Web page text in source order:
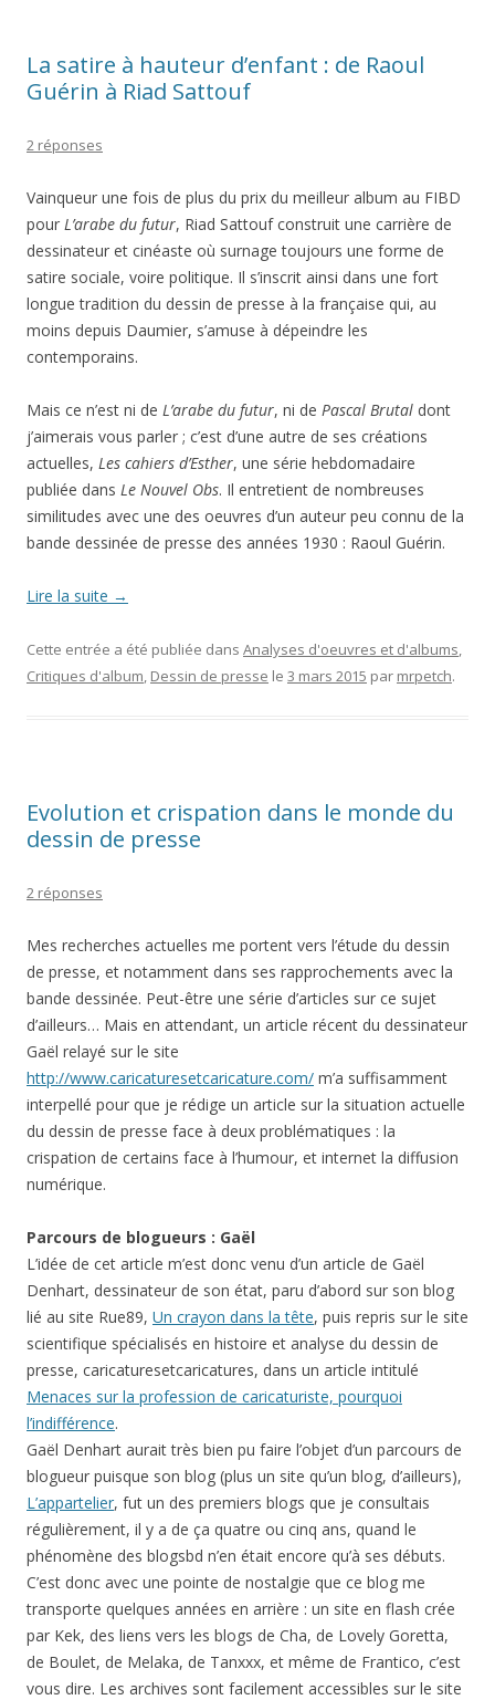
La satire à hauteur d’enfant : de Raoul
Guérin à Riad Sattouf
2 réponses
Vainqueur une fois de plus du prix du meilleur album au FIBD
pour L’arabe du futur, Riad Sattouf construit une carrière de
dessinateur et cinéaste où surnage toujours une forme de
satire sociale, voire politique. Il s’inscrit ainsi dans une fort
longue tradition du dessin de presse à la française qui, au
moins depuis Daumier, s’amuse à dépeindre les
contemporains.
Mais ce n’est ni de L’arabe du futur, ni de Pascal Brutal dont
j’aimerais vous parler ; c’est d’une autre de ses créations
actuelles, Les cahiers d’Esther, une série hebdomadaire
publiée dans Le Nouvel Obs. Il entretient de nombreuses
similitudes avec une des oeuvres d’un auteur peu connu de la
bande dessinée de presse des années 1930 : Raoul Guérin.
Lire la suite →
Cette entrée a été publiée dans Analyses d'oeuvres et d'albums,
Critiques d'album, Dessin de presse le 3 mars 2015 par mrpetch.
Evolution et crispation dans le monde du
dessin de presse
2 réponses
Mes recherches actuelles me portent vers l’étude du dessin
de presse, et notamment dans ses rapprochements avec la
bande dessinée. Peut-être une série d’articles sur ce sujet
d’ailleurs… Mais en attendant, un article récent du dessinateur
Gaël relayé sur le site
http://www.caricaturesetcaricature.com/ m’a suffisamment
interpellé pour que je rédige un article sur la situation actuelle
du dessin de presse face à deux problématiques : la
crispation de certains face à l’humour, et internet la diffusion
numérique.
Parcours de blogueurs : Gaël
L’idée de cet article m’est donc venu d’un article de Gaël
Denhart, dessinateur de son état, paru d’abord sur son blog
lié au site Rue89, Un crayon dans la tête, puis repris sur le site
scientifique spécialisés en histoire et analyse du dessin de
presse, caricaturesetcaricatures, dans un article intitulé
Menaces sur la profession de caricaturiste, pourquoi
l’indifférence.
Gaël Denhart aurait très bien pu faire l’objet d’un parcours de
blogueur puisque son blog (plus un site qu’un blog, d’ailleurs),
L’appartelier, fut un des premiers blogs que je consultais
régulièrement, il y a de ça quatre ou cinq ans, quand le
phénomène des blogsbd n’en était encore qu’à ses débuts.
C’est donc avec une pointe de nostalgie que ce blog me
transporte quelques années en arrière : un site en flash crée
par Kek, des liens vers les blogs de Cha, de Lovely Goretta,
de Boulet, de Melaka, de Tanxxx, et même de Frantico, c’est
vous dire. Les archives sont facilement accessibles sur le site